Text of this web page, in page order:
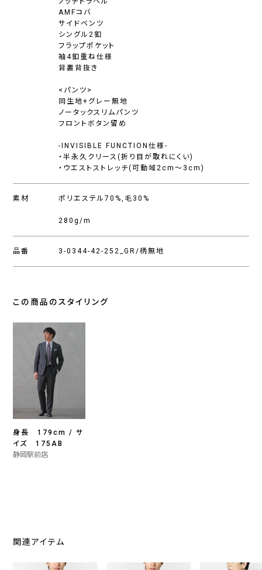
AMFコバ
サイドベンツ
シングル2釦
フラップポケット
袖4釦重ね仕様
背裏背抜き
<パンツ>
同生地+グレー無地
ノータックスリムパンツ
フロントボタン留め
-INVISIBLE FUNCTION仕様-
・半永久クリース(折り目が取れにくい)
・ウエストストレッチ(可動域2cm〜3cm)
素材 ポリエステル70%,毛30%
280g/m
品番 3-0344-42-252_GR/柄無地
この商品のスタイリング
身長 179cm / サ
イズ 175AB
静岡駅前店
関連アイテム